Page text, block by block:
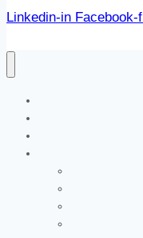
Linkedin-in Facebook-f